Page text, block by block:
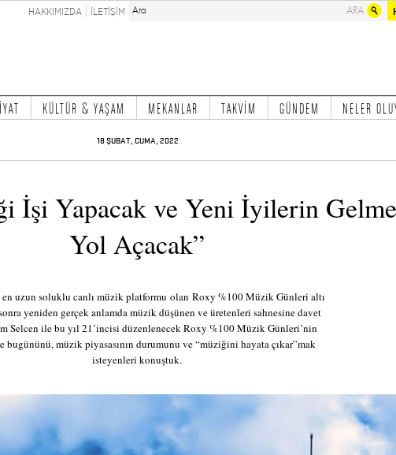
HAKKIMIZDA İLETİŞİM
KÜLTÜR & YAŞAM MEKANLAR TAKVİM GÜNDEM NELER
18 ŞUBAT, CUMA, 2022
İşi Yapacak ve Yeni İyilerin
Yol Açacak”
uzun soluklu canlı müzik platformu olan Roxy %100 Müzik Günleri altı
yeniden gerçek anlamda müzik düşünen ve üretenleri sahnesine davet
Selcen ile bu yıl 21’incisi düzenlenecek Roxy %100 Müzik Günleri’nin
bugününü, müzik piyasasının durumunu ve “müziğini hayata çıkar”mak
isteyenleri konuştuk.